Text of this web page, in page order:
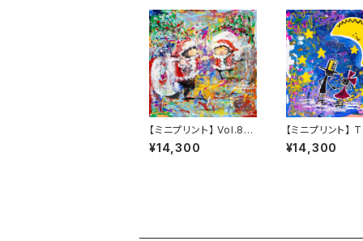
【ミニプリント】 Vol.8
中坪 晴希
¥14,300
【ミニプリント】
coco
¥14,300